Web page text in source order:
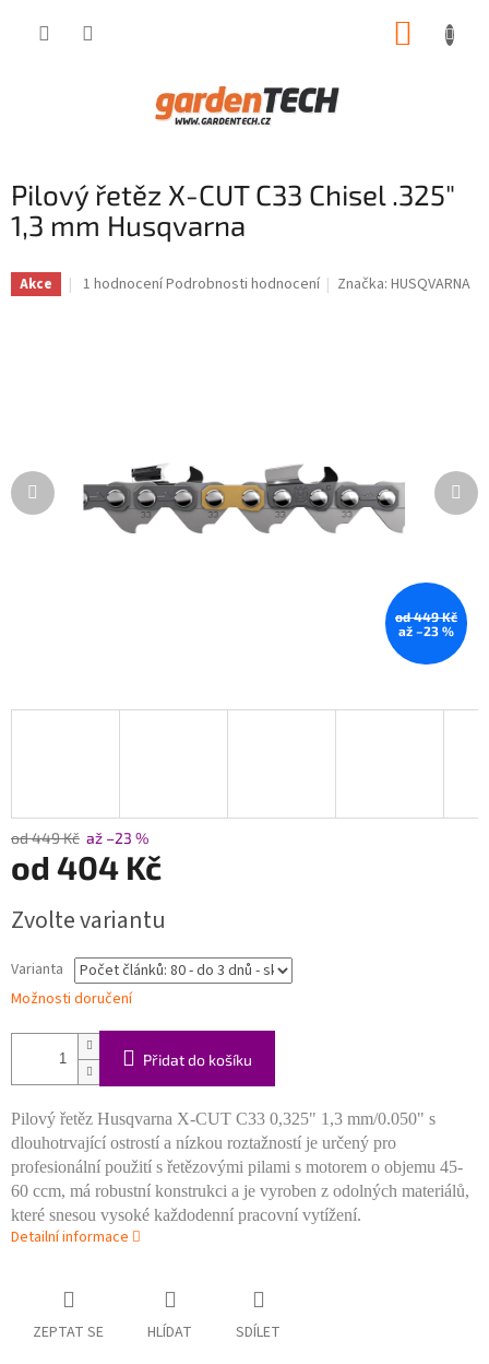
Pilový řetěz X-CUT C33 Chisel .325"
1,3 mm Husqvarna
Akce
Průměrné
1 hodnoceníPodrobnosti hodnocení Značka:HUSQVARNA
od 449 Kč
až –23 %
od 449 Kč až –23 %
od 404 Kč
cena:
Zvolte variantu
Varianta
Možnosti doručení
Přidat do košíku
Pilový řetěz Husqvarna X-CUT C33 0,325" 1,3 mm/0.050" s
dlouhotrvající ostrostí a nízkou roztažností je určený pro
profesionální použití s řetězovými pilami s motorem o objemu 45-
60 ccm, má robustní konstrukci a je vyroben z odolných materiálů,
které snesou vysoké každodenní pracovní vytížení.
Detailní informace
ZEPTAT SE HLÍDAT SDÍLET